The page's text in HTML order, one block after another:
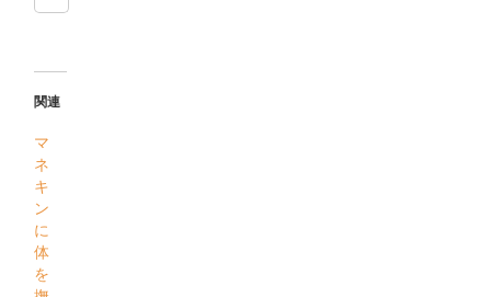
関連
マ
ネ
キ
ン
に
体
を